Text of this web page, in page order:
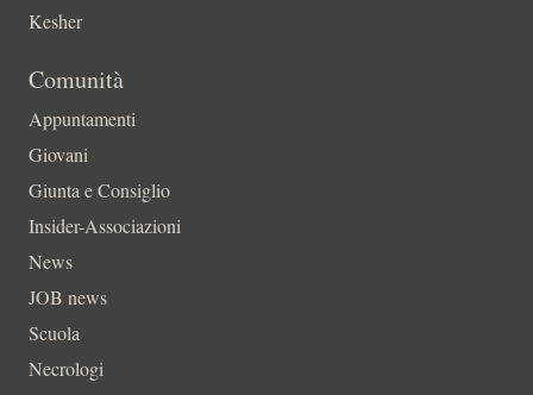
Kesher
Comunità
Appuntamenti
Giovani
Giunta e Consiglio
Insider-Associazioni
News
JOB news
Scuola
Necrologi